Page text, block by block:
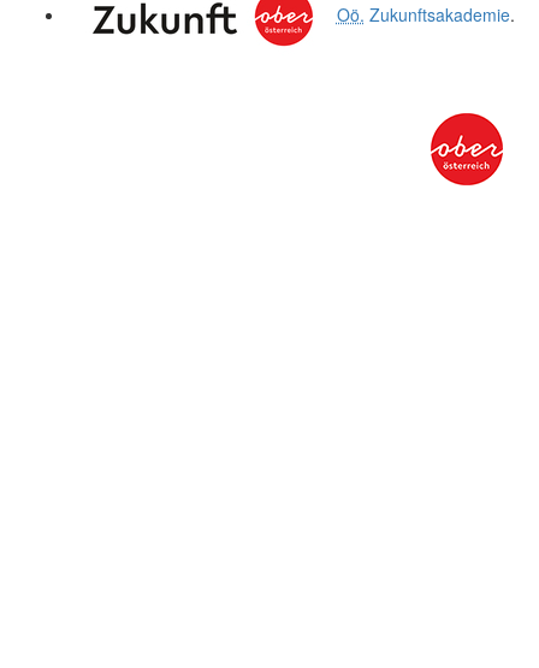
Oö. Zukunftsakademie.